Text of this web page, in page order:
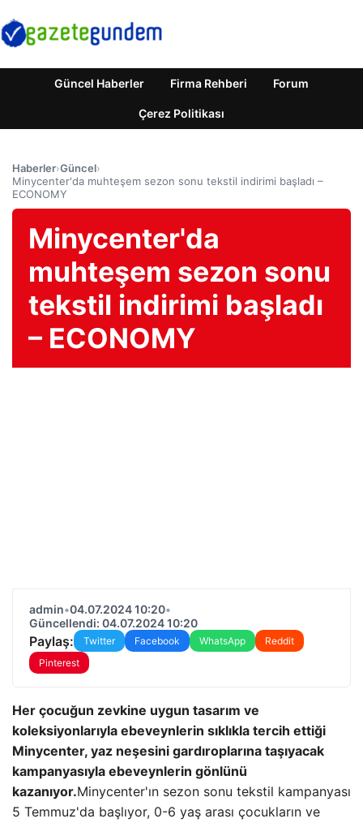
Güncel Haberler Firma Rehberi Forum
Çerez Politikası
Haberler›Güncel›
Minycenter'da muhteşem sezon sonu tekstil indirimi başladı –
ECONOMY
Minycenter'da
muhteşem sezon sonu
tekstil indirimi başladı
– ECONOMY
admin•04.07.2024 10:20•
Güncellendi: 04.07.2024 10:20
Paylaş: Twitter Facebook WhatsApp
Reddit
Pinterest
Her çocuğun zevkine uygun tasarım ve
koleksiyonlarıyla ebeveynlerin sıklıkla tercih ettiği
Minycenter, yaz neşesini gardıroplarına taşıyacak
kampanyasıyla ebeveynlerin gönlünü
kazanıyor.Minycenter'ın sezon sonu tekstil kampanyası
5 Temmuz'da başlıyor, 0-6 yaş arası çocukların ve